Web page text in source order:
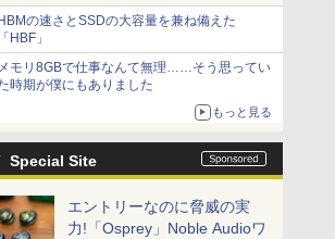
接続対応
の速さとSSDの大容量を兼ね備えた
HBF」
モリ8GBで仕事なんて無理……そう思ってい
時期が僕にもありました
もっと見る
Special Site
エントリーなのに脅威の実
力!「Osprey」Noble Audioワ